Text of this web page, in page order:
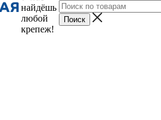
найдёшь
любой
крепеж!